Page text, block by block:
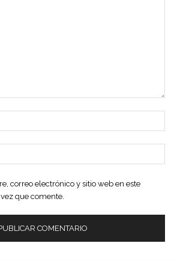
correo electrónico y sitio web en este
que comente.